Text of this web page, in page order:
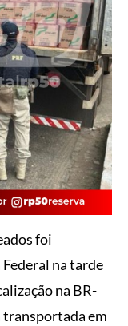
foi
na tarde
na BR-
transportada em